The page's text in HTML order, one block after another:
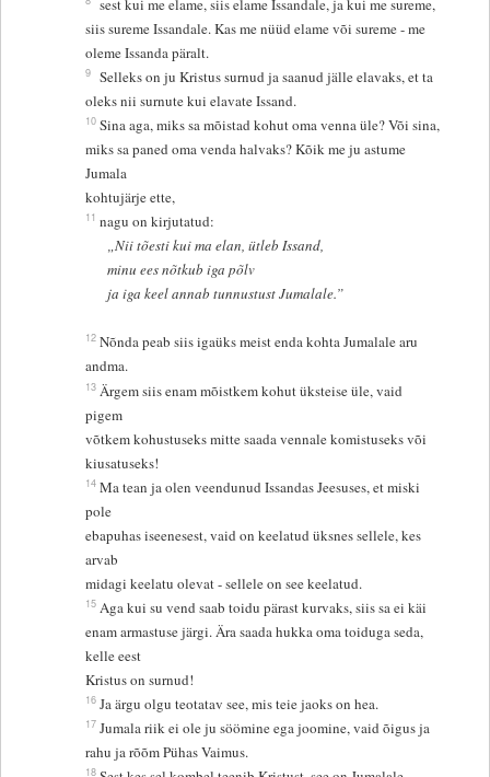
sest kui me elame, siis elame Issandale, ja kui me sureme,
siis sureme Issandale. Kas me nüüd elame või sureme - me
oleme Issanda päralt.
9 Selleks on ju Kristus surnud ja saanud jälle elavaks, et ta
oleks nii surnute kui elavate Issand.
10 Sina aga, miks sa mõistad kohut oma venna üle? Või sina,
miks sa paned oma venda halvaks? Kõik me ju astume
Jumala
kohtujärje ette,
11 nagu on kirjutatud:
„Nii tõesti kui ma elan, ütleb Issand,
minu ees nõtkub iga põlv
ja iga keel annab tunnustust Jumalale.”
12 Nõnda peab siis igaüks meist enda kohta Jumalale aru
andma.
13 Ärgem siis enam mõistkem kohut üksteise üle, vaid
pigem
võtkem kohustuseks mitte saada vennale komistuseks või
kiusatuseks!
14 Ma tean ja olen veendunud Issandas Jeesuses, et miski
pole
ebapuhas iseenesest, vaid on keelatud üksnes sellele, kes
arvab
midagi keelatu olevat - sellele on see keelatud.
15 Aga kui su vend saab toidu pärast kurvaks, siis sa ei käi
enam armastuse järgi. Ära saada hukka oma toiduga seda,
kelle eest
Kristus on surnud!
16 Ja ärgu olgu teotatav see, mis teie jaoks on hea.
17 Jumala riik ei ole ju söömine ega joomine, vaid õigus ja
rahu ja rõõm Pühas Vaimus.
18